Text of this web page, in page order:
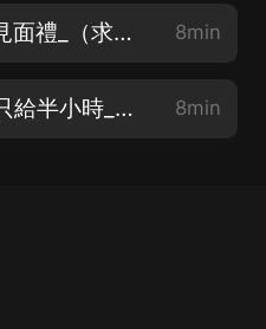
【最強兵王】_第7集 見面禮_（求賞月票、求訂閱、求關注） 8min
【最強兵王】_第8集 只給半小時_（求賞月票、求訂閱、求關注） 8min